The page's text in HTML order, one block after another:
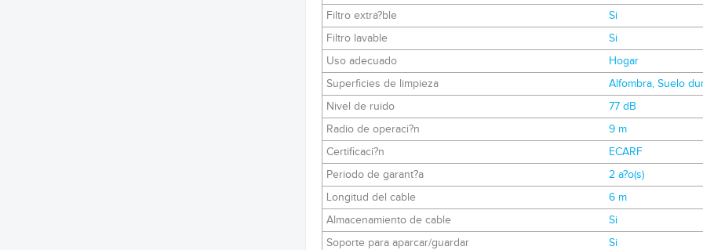
Filtro extra?ble
Si
Filtro lavable
Si
Uso adecuado
Hogar
Superficies de limpieza
Alfombra, Suelo
Nivel de ruido
77 dB
Radio de operaci?n
9 m
Certificaci?n
ECARF
Periodo de garant?a
2 a?o(s)
Longitud del cable
6 m
Almacenamiento de cable
Si
Soporte para aparcar/guardar
Si